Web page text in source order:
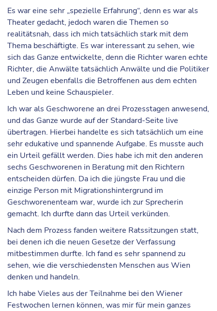
Es war eine sehr „spezielle Erfahrung“, denn es war als
Theater gedacht, jedoch waren die Themen so
realitätsnah, dass ich mich tatsächlich stark mit dem
Thema beschäftigte. Es war interessant zu sehen, wie
sich das Ganze entwickelte, denn die Richter waren echte
Richter, die Anwälte tatsächlich Anwälte und die Politiker
und Zeugen ebenfalls die Betroffenen aus dem echten
Leben und keine Schauspieler.
Ich war als Geschworene an drei Prozesstagen anwesend,
und das Ganze wurde auf der Standard-Seite live
übertragen. Hierbei handelte es sich tatsächlich um eine
sehr edukative und spannende Aufgabe. Es musste auch
ein Urteil gefällt werden. Dies habe ich mit den anderen
sechs Geschworenen in Beratung mit den Richtern
entscheiden dürfen. Da ich die jüngste Frau und die
einzige Person mit Migrationshintergrund im
Geschworenenteam war, wurde ich zur Sprecherin
gemacht. Ich durfte dann das Urteil verkünden.
Nach dem Prozess fanden weitere Ratssitzungen statt,
bei denen ich die neuen Gesetze der Verfassung
mitbestimmen durfte. Ich fand es sehr spannend zu
sehen, wie die verschiedensten Menschen aus Wien
denken und handeln.
Ich habe Vieles aus der Teilnahme bei den Wiener
Festwochen lernen können, was mir für mein ganzes